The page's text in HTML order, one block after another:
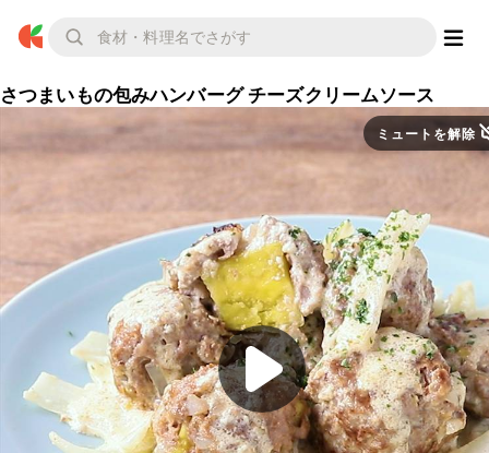
さつまいもの包みハンバーグ チーズクリームソース
ミュートを解除